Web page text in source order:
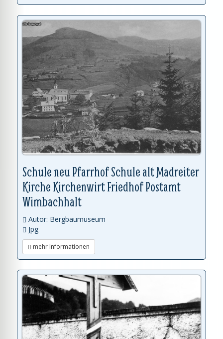
Schule neu Pfarrhof Schule alt Madreiter
Kirche Kirchenwirt Friedhof Postamt
Wimbachhalt
Autor: Bergbaumuseum
Jpg
mehr Informationen